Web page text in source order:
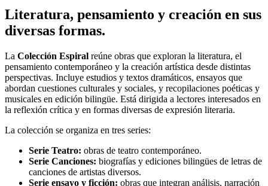
Literatura, pensamiento y creación en sus
diversas formas.
La Colección Espiral reúne obras que exploran la literatura, el
pensamiento contemporáneo y la creación artística desde distintas
perspectivas. Incluye estudios y textos dramáticos, ensayos que
abordan cuestiones culturales y sociales, y recopilaciones poéticas y
musicales en edición bilingüe. Está dirigida a lectores interesados en
la reflexión crítica y en formas diversas de expresión literaria.
La colección se organiza en tres series:
Serie Teatro: obras de teatro contemporáneo.
Serie Canciones: biografías y ediciones bilingües de letras de
canciones de artistas diversos.
Serie ensayo y ficción: obras que integran análisis, narración